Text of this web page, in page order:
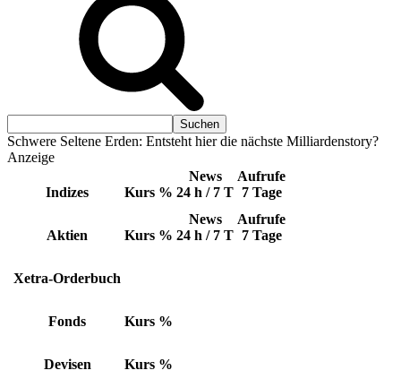
Schwere Seltene Erden: Entsteht hier die nächste Milliardenstory?
Anzeige
Indizes Kurs %
News
24 h / 7 T
Aufrufe
7 Tage
Aktien Kurs %
News
24 h / 7 T
Aufrufe
7 Tage
Xetra-Orderbuch
Fonds Kurs %
Devisen Kurs %